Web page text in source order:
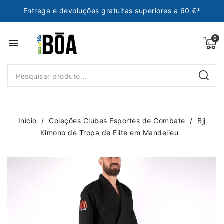
Entrega e devoluções gratuitas superiores a 60 €*
menu
Início Coleções Clubes Esportes de Combate
Bjj
Kimono de Tropa de Elite em Mandelieu